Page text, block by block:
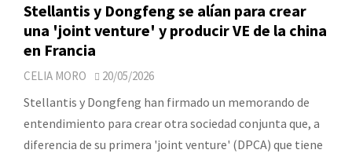
Stellantis y Dongfeng se alían para crear
una 'joint venture' y producir VE de la china
en Francia
CELIA MORO 20/05/2026
Stellantis y Dongfeng han firmado un memorando de
entendimiento para crear otra sociedad conjunta que, a
diferencia de su primera 'joint venture' (DPCA) que tiene